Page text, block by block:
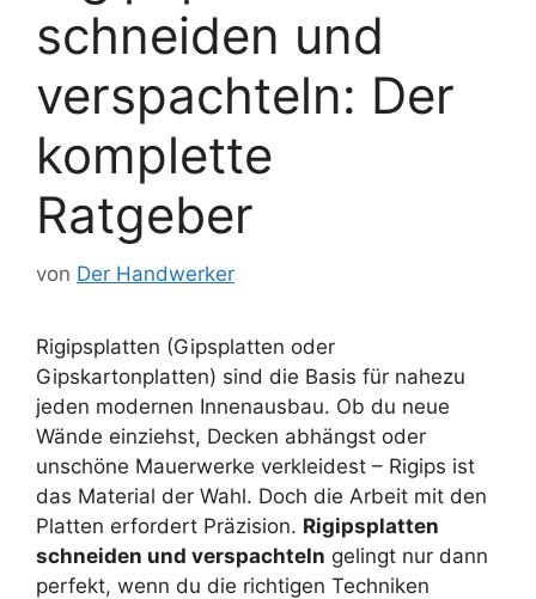
schneiden und
verspachteln: Der
komplette
Ratgeber
von Der Handwerker
Rigipsplatten (Gipsplatten oder
Gipskartonplatten) sind die Basis für nahezu
jeden modernen Innenausbau. Ob du neue
Wände einziehst, Decken abhängst oder
unschöne Mauerwerke verkleidest – Rigips ist
das Material der Wahl. Doch die Arbeit mit den
Platten erfordert Präzision. Rigipsplatten
schneiden und verspachteln gelingt nur dann
perfekt, wenn du die richtigen Techniken